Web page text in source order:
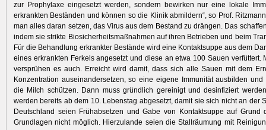
zur Prophylaxe eingesetzt werden, sondern bewirken nur eine lokale
erkrankten Beständen und können so die Klinik abmildern“, so Prof.
man alles daran setzen, das Virus aus dem Bestand zu drängen. Das
indem sie strikte Biosicherheitsmaßnahmen auf ihren Betrieben und beim
Für die Behandlung erkrankter Bestände wird eine Kontaktsuppe aus dem
eines erkrankten Ferkels angesetzt und diese an etwa 100 Sauen verfüttert.
versprühen es auch. Erreicht wird damit, dass sich alle Sauen mit dem
Konzentration auseinandersetzen, so eine eigene Immunität ausbilden
die Milch schützen. Dann muss gründlich gereinigt und desinfiziert
werden bereits ab dem 10. Lebenstag abgesetzt, damit sie sich nicht an der
Deutschland seien Frühabsetzen und Gabe von Kontaktsuppe auf Grund
Grundlagen nicht möglich. Hierzulande seien die Stallräumung mit